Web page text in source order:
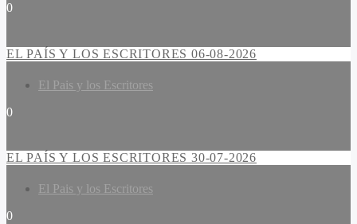
0
EL PAÍS Y LOS ESCRITORES 06-08-2026
El Pais y los Escritores
0
EL PAÍS Y LOS ESCRITORES 30-07-2026
El Pais y los Escritores
0